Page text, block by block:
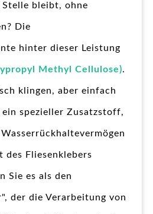
bleibt, ohne
Die
hinter dieser Leistung
Methyl Cellulose).
klingen, aber einfach
spezieller Zusatzstoff,
des Fliesenklebers
Sie es als den
der die Verarbeitung von